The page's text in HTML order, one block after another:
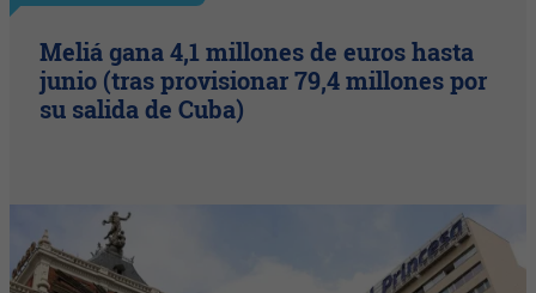
Meliá gana 4,1 millones de euros hasta
junio (tras provisionar 79,4 millones por
su salida de Cuba)